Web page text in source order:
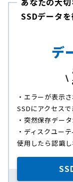
SSDデータ
デ
・エラーが表示
SSDにアクセス
・突然保存デー
・ディスクユー
使用したら認識